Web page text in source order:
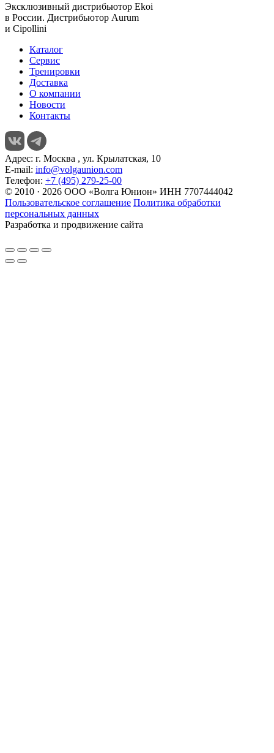
Эксклюзивный дистрибьютор Ekoi
в России. Дистрибьютор Aurum
и Cipollini
Каталог
Сервис
Тренировки
Доставка
О компании
Новости
Контакты
Адрес: г. Москва , ул. Крылатская, 10
E-mail: info@volgaunion.com
Телефон: +7 (495) 279-25-00
© 2010 · 2026 ООО «Волга Юнион» ИНН 7707444042
Пользовательское соглашение Политика обработки
персональных данных
Разработка и продвижение сайта